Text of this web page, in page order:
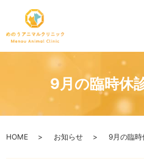
9月の臨時休
HOME お知らせ 9月の臨